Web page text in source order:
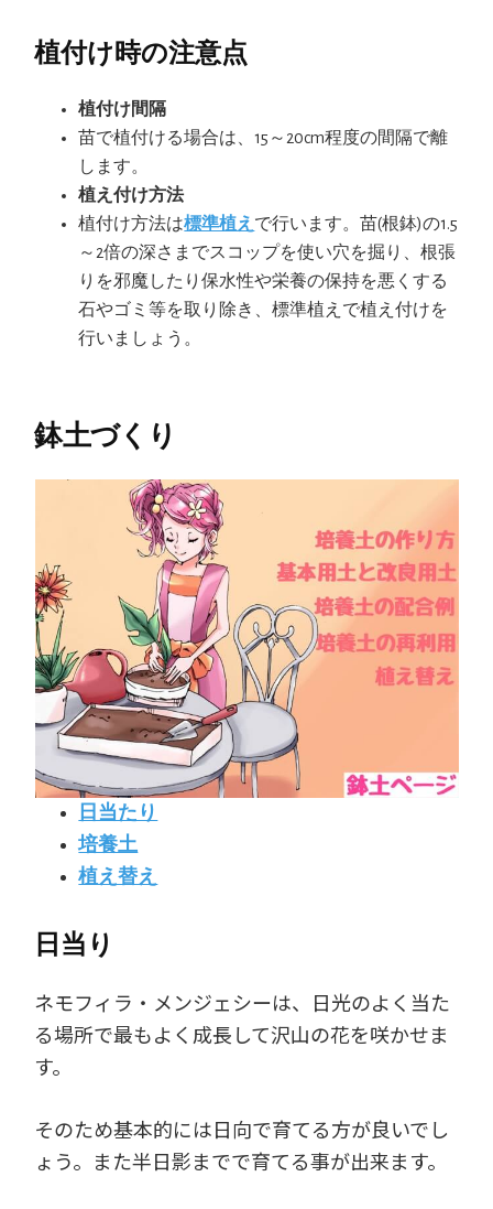
植付け時の注意点
植付け間隔
苗で植付ける場合は、15～20cm程度の間隔で離
します。
植え付け方法
植付け方法は標準植え で行います。苗(根鉢)の1.5
～2倍の深さまでスコップを使い穴を掘り、根張
りを邪魔したり保水性や栄養の保持を悪くする
石やゴミ等を取り除き、標準植えで植え付けを
行いましょう。
鉢土づくり
日当たり
培養土
植え替え
日当り
ネモフィラ・メンジェシーは、日光のよく当た
る場所で最もよく成長して沢山の花を咲かせま
す。
そのため基本的には日向で育てる方が良いでし
ょう。また半日影までで育てる事が出来ます。